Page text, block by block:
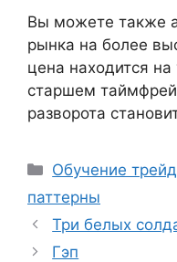
Вы можете также
рынка на более
цена находится
старшем
разворота
Рубрики
Обучение
паттерны
Три белых
Гэп